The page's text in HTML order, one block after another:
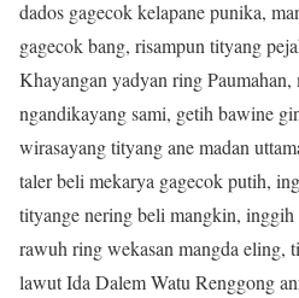
dados gagecok kelapane punika,
gagecok bang, risampun tityang
Khayangan yadyan ring Paumahan,
ngandikayang sami, getih bawine
wirasayang tityang ane madan
taler beli mekarya gagecok putih,
tityange nering beli mangkin,
rawuh ring wekasan mangda eling,
lawut Ida Dalem Watu Renggong